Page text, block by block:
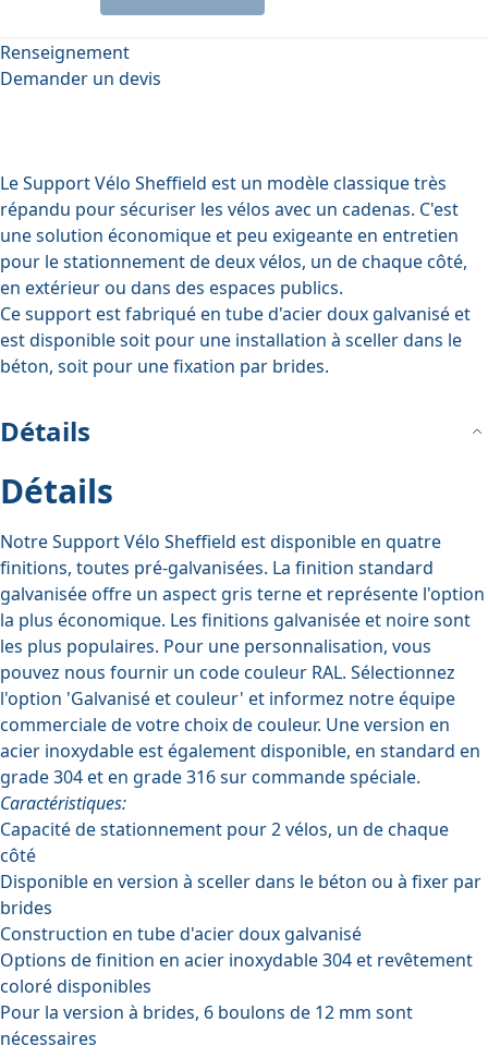
Renseignement
Demander un devis
Le Support Vélo Sheffield est un modèle classique très
répandu pour sécuriser les vélos avec un cadenas. C'est
une solution économique et peu exigeante en entretien
pour le stationnement de deux vélos, un de chaque côté,
en extérieur ou dans des espaces publics.
Ce support est fabriqué en tube d'acier doux galvanisé et
est disponible soit pour une installation à sceller dans le
béton, soit pour une fixation par brides.
Détails
Détails
Notre Support Vélo Sheffield est disponible en quatre
finitions, toutes pré-galvanisées. La finition standard
galvanisée offre un aspect gris terne et représente l'option
la plus économique. Les finitions galvanisée et noire sont
les plus populaires. Pour une personnalisation, vous
pouvez nous fournir un code couleur RAL. Sélectionnez
l'option 'Galvanisé et couleur' et informez notre équipe
commerciale de votre choix de couleur. Une version en
acier inoxydable est également disponible, en standard en
grade 304 et en grade 316 sur commande spéciale.
Caractéristiques:
Capacité de stationnement pour 2 vélos, un de chaque
côté
Disponible en version à sceller dans le béton ou à fixer par
brides
Construction en tube d'acier doux galvanisé
Options de finition en acier inoxydable 304 et revêtement
coloré disponibles
Pour la version à brides, 6 boulons de 12 mm sont
nécessaires